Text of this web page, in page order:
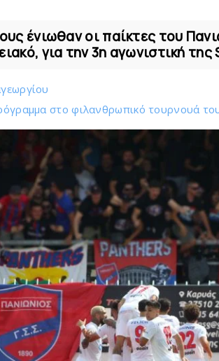
ένιωθαν οι παίκτες του
για την 3η αγωνιστική
στο φιλανθρωπικό τουρνουά